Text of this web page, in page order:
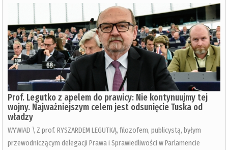
Prof. Legutko z apelem do prawicy: Nie kontynuujmy tej
wojny. Najważniejszym celem jest odsunięcie Tuska od
władzy
WYWIAD \ Z prof. RYSZARDEM LEGUTKĄ, filozofem, publicystą, byłym
przewodniczącym delegacji Prawa i Sprawiedliwości w Parlamencie